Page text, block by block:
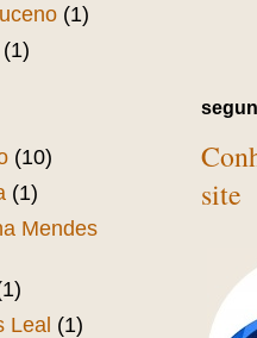
site
(1)
(1)
(10)
(1)
Mendes
Leal (1)